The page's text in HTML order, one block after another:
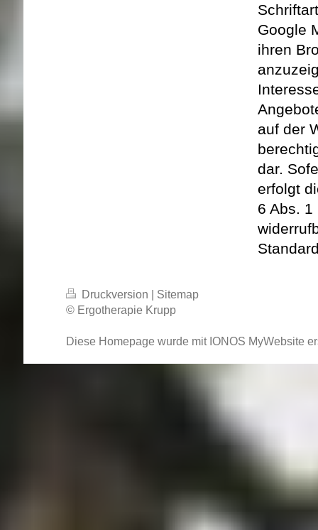
Google
ihren
auf der
dar.
erfolgt
6 Abs. 1
Druckversion
Sitemap
© Ergotherapie Krupp
Diese Homepage wurde mit IONOS MyWebsite